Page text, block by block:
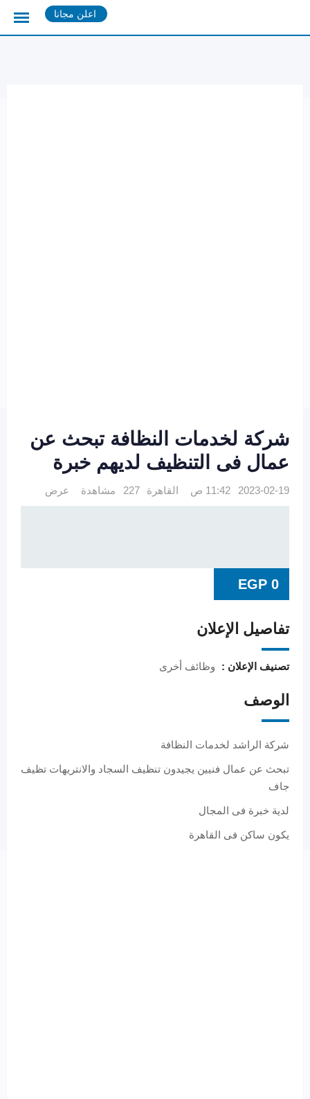
اعلن مجانا
شركة لخدمات النظافة تبحث عن
عمال فى التنظيف لديهم خبرة
2023-02-19 11:42 ص القاهرة 227 مشاهدة عرض
EGP 0
تفاصيل الإعلان
تصنيف الإعلان : وظائف أخرى
الوصف
شركة الراشد لخدمات النظافة
تبحث عن عمال فنيين يجيدون تنظيف السجاد والانتريهات تظيف
جاف
لدية خبرة فى المجال
يكون ساكن فى القاهرة